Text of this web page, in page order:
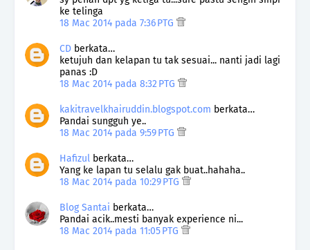
ke telinga
18 Mac 2014 pada 7:36 PTG
CD berkata…
ketujuh dan kelapan tu tak sesuai... nanti jadi lagi
panas :D
18 Mac 2014 pada 8:32 PTG
kakitravelkhairuddin.blogspot.com berkata…
Pandai sungguh ye..
18 Mac 2014 pada 9:59 PTG
Hafizul berkata…
Yang ke lapan tu selalu gak buat..hahaha..
18 Mac 2014 pada 10:29 PTG
Blog Santai berkata…
Pandai acik..mesti banyak experience ni...
18 Mac 2014 pada 11:05 PTG